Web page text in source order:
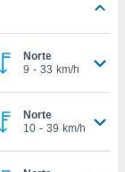
Norte
9 - 33 km/h
Norte
10 - 39 km/h